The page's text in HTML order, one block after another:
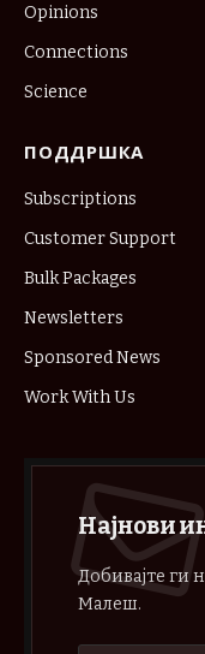
Opinions
Connections
Science
ПОДДРШКА
Subscriptions
Customer Support
Bulk Packages
Newsletters
Sponsored News
Work With Us
Најнови
Добивајте ги
Малеш.